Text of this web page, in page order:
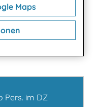
Maps
Pers. im DZ